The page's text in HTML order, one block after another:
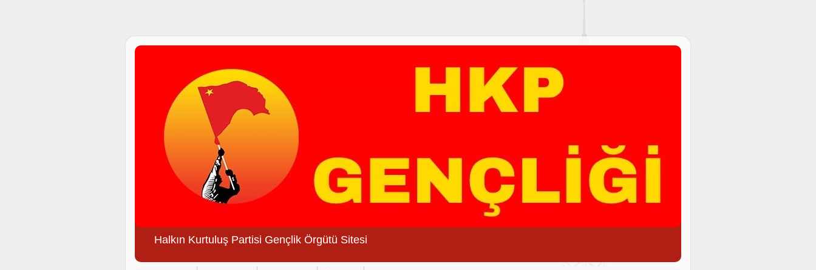
Halkın Kurtuluş Partisi Gençlik Örgütü Sitesi